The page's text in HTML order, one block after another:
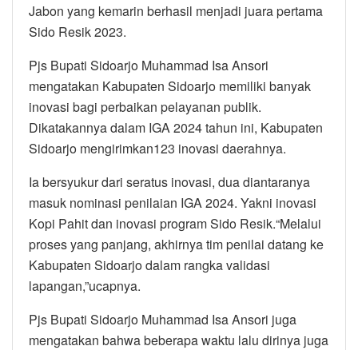
Jabon yang kemarin berhasil menjadi juara pertama
Sido Resik 2023.
Pjs Bupati Sidoarjo Muhammad Isa Ansori
mengatakan Kabupaten Sidoarjo memiliki banyak
inovasi bagi perbaikan pelayanan publik.
Dikatakannya dalam IGA 2024 tahun ini, Kabupaten
Sidoarjo mengirimkan123 inovasi daerahnya.
Ia bersyukur dari seratus inovasi, dua diantaranya
masuk nominasi penilaian IGA 2024. Yakni inovasi
Kopi Pahit dan inovasi program Sido Resik.“Melalui
proses yang panjang, akhirnya tim penilai datang ke
Kabupaten Sidoarjo dalam rangka validasi
lapangan,”ucapnya.
Pjs Bupati Sidoarjo Muhammad Isa Ansori juga
mengatakan bahwa beberapa waktu lalu dirinya juga